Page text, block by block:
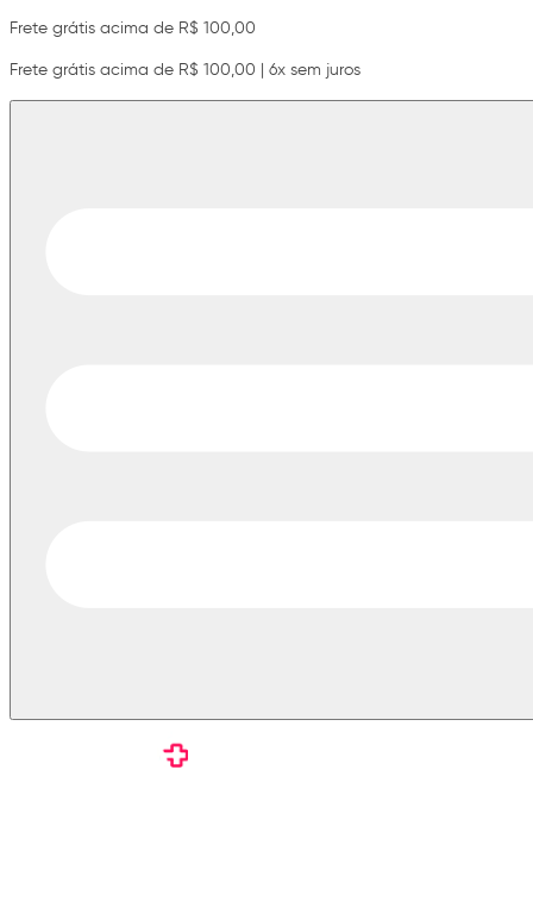
Frete grátis acima de R$ 100,00
Frete grátis acima de R$ 100,00 | 6x sem juros